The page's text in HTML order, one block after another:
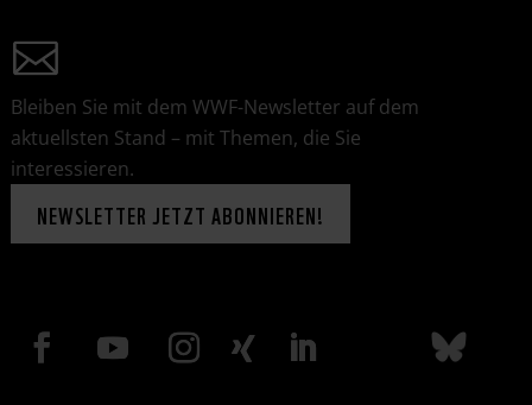
Bleiben Sie mit dem WWF-Newsletter auf dem
aktuellsten Stand – mit Themen, die Sie
interessieren.
NEWSLETTER JETZT ABONNIEREN!